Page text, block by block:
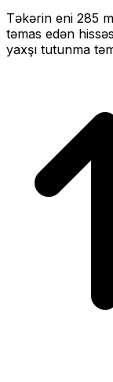
Təkərin eni 285
təmas edən
yaxşı tutunma